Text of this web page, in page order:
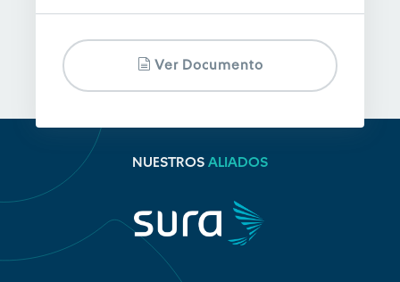
Ver Documento
NUESTROS ALIADOS